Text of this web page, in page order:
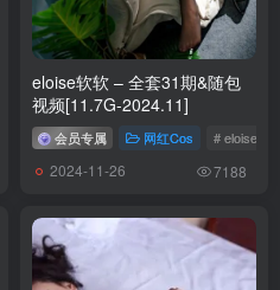
魔[76P-348.6M]
[40P-201MB]
235.3M]
eloise软软 – 全套31期&随包
视频[11.7G-2024.11]
会员专属 网红Cos # eloise软
2024-11-26 7188